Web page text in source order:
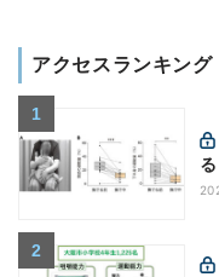
アクセスランキング